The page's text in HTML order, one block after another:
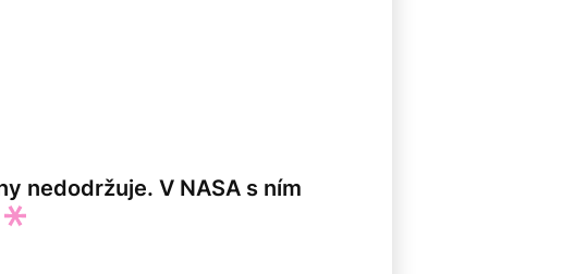
nedodržuje. V NASA s ním